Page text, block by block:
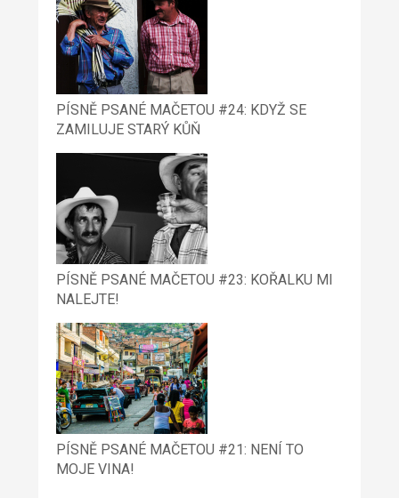
PÍSNĚ PSANÉ MAČETOU #24: KDYŽ SE
ZAMILUJE STARÝ KŮŇ
PÍSNĚ PSANÉ MAČETOU #23: KOŘALKU MI
NALEJTE!
PÍSNĚ PSANÉ MAČETOU #21: NENÍ TO
MOJE VINA!